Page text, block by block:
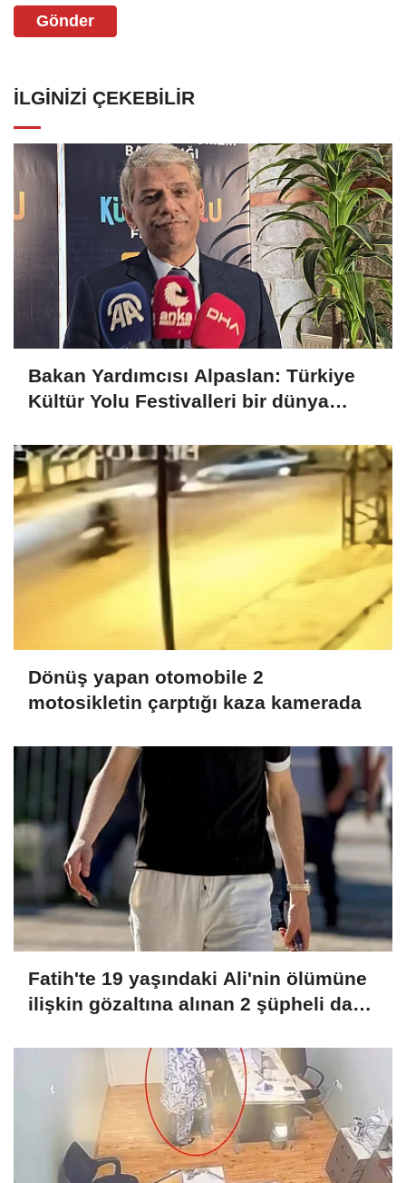
Gönder
İLGINIZI ÇEKEBILIR
Bakan Yardımcısı Alpaslan: Türkiye
Kültür Yolu Festivalleri bir dünya
Dönüş yapan otomobile 2
motosikletin çarptığı kaza kamerada
Fatih'te 19 yaşındaki Ali'nin ölümüne
ilişkin gözaltına alınan 2 şüpheli daha